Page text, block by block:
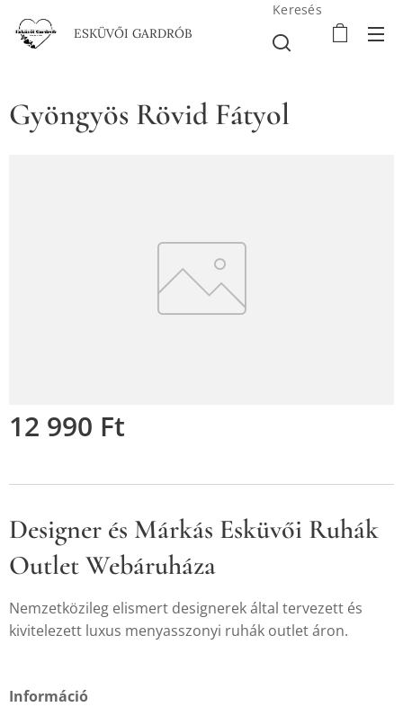
ESKÜVŐI GARDRÓB
Keresés
Gyöngyös Rövid Fátyol
12 990 Ft
Designer és Márkás Esküvői Ruhák
Outlet Webáruháza
Nemzetközileg elismert designerek által tervezett és
kivitelezett luxus menyasszonyi ruhák outlet áron.
Információ